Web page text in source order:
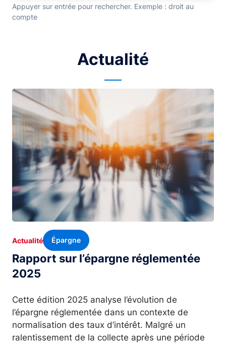
Appuyer sur entrée pour rechercher. Exemple : droit au
compte
Actualité
Image
Rapport sur l’épargne réglementée
2025
Actualité Épargne
Cette édition 2025 analyse l’évolution de
l’épargne réglementée dans un contexte de
normalisation des taux d’intérêt. Malgré un
ralentissement de la collecte après une période